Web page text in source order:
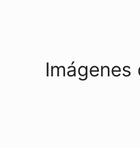
Imágenes